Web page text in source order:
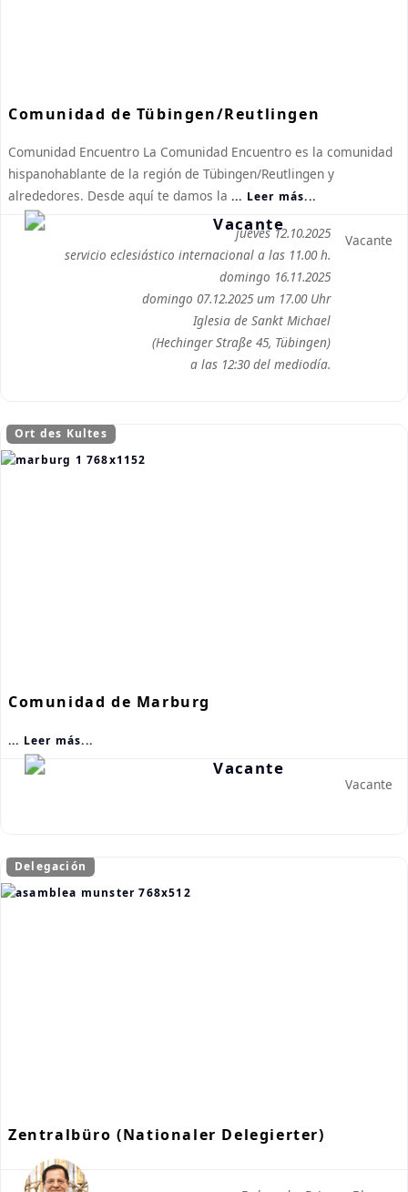
Comunidad de Tübingen/Reutlingen
Comunidad Encuentro La Comunidad Encuentro es la comunidad
hispanohablante de la región de Tübingen/Reutlingen y
alrededores. Desde aquí te damos la ... Leer más...
Vacante
jueves 12.10.2025
servicio eclesiástico internacional a las 11.00 h.
domingo 16.11.2025
domingo 07.12.2025 um 17.00 Uhr
Iglesia de Sankt Michael
(Hechinger Straße 45, Tübingen)
a las 12:30 del mediodía.
Ort des Kultes
Comunidad de Marburg
... Leer más...
Vacante
Delegación
Zentralbüro (Nationaler Delegierter)